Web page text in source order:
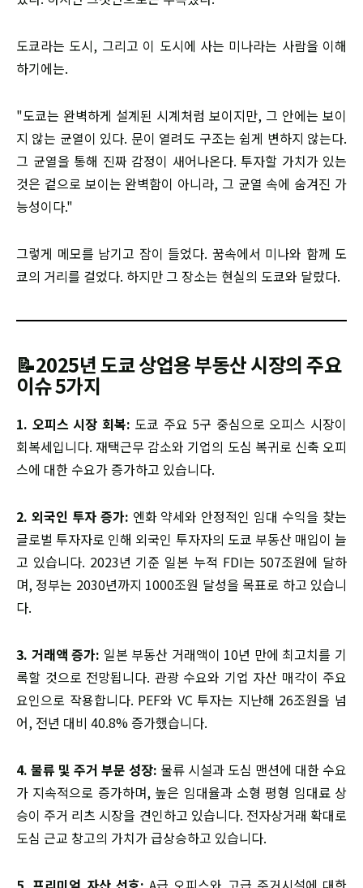
도쿄라는 도시, 그리고 이 도시에 사는 미나라는 사람을 이해
하기에는.
"도쿄는 완벽하게 설계된 시계처럼 보이지만, 그 안에는 보이
지 않는 균열이 있다. 문이 열려도 구조는 쉽게 변하지 않는다.
그 균열을 통해 진짜 감정이 새어나온다. 투자할 가치가 있는
것은 겉으로 보이는 완벽함이 아니라, 그 균열 속에 숨겨진 가
능성이다."
그렇게 메모를 남기고 잠이 들었다. 꿈속에서 미나와 함께 도
쿄의 거리를 걸었다. 하지만 그 장소는 현실의 도쿄와 달랐다.
📝2025년 도쿄 상업용 부동산 시장의 주요
이슈 5가지
1. 오피스 시장 회복: 도쿄 주요 5구 중심으로 오피스 시장이
회복세입니다. 재택근무 감소와 기업의 도심 복귀로 신축 오피
스에 대한 수요가 증가하고 있습니다.
2. 외국인 투자 증가: 엔화 약세와 안정적인 임대 수익을 찾는
글로벌 투자자로 인해 외국인 투자자의 도쿄 부동산 매입이 늘
고 있습니다. 2023년 기준 일본 누적 FDI는 507조원에 달하
며, 정부는 2030년까지 1000조원 달성을 목표로 하고 있습니
다.
3. 거래액 증가: 일본 부동산 거래액이 10년 만에 최고치를 기
록할 것으로 전망됩니다. 관광 수요와 기업 자산 매각이 주요
요인으로 작용합니다. PEF와 VC 투자는 지난해 26조원을 넘
어, 전년 대비 40.8% 증가했습니다.
4. 물류 및 주거 부문 성장: 물류 시설과 도심 맨션에 대한 수요
가 지속적으로 증가하며, 높은 임대율과 소형 평형 임대료 상
승이 주거 리츠 시장을 견인하고 있습니다. 전자상거래 확대로
도심 근교 창고의 가치가 급상승하고 있습니다.